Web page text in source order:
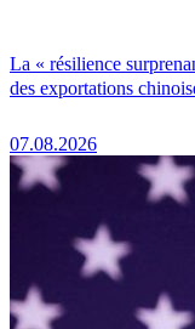
La « résilience
des exportations
07.08.2026